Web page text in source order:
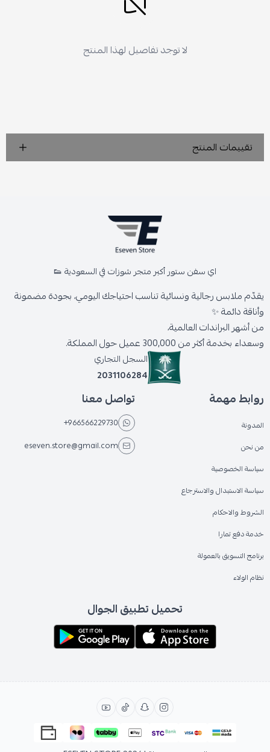
لا توجد تفاصيل لهذا المنتج
تقييمات المنتج
اي سفن ستور أكبر متجر شوزات في السعودية 👟
يقدّم ملابس رجالية ونسائية تناسب احتياجك اليومي، بجودة مضمونة
وأناقة دائمة ✨
من أشهر البراندات العالمية،
وسعداء بخدمة أكثر من 300,000 عميل حول المملكة.
السجل التجاري
2031106284
روابط مهمة
المدونة
من نحن
سياسة الخصوصية
سياسة الاستبدال والاسترجاع
الشروط والاحكام
خدمة دفع تمارا
برنامج التسويق بالعمولة
نظام الولاء
تواصل معنا
+966566229730
eseven.store@gmail.com
تحميل تطبيق الجوال